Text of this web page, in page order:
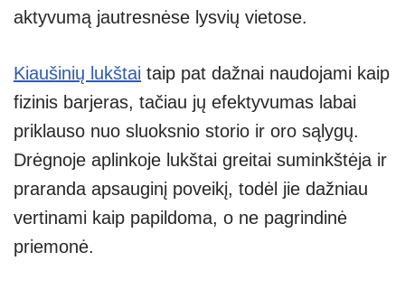
aktyvumą jautresnėse lysvių vietose.
Kiaušinių lukštai taip pat dažnai naudojami kaip
fizinis barjeras, tačiau jų efektyvumas labai
priklauso nuo sluoksnio storio ir oro sąlygų.
Drėgnoje aplinkoje lukštai greitai suminkštėja ir
praranda apsauginį poveikį, todėl jie dažniau
vertinami kaip papildoma, o ne pagrindinė
priemonė.